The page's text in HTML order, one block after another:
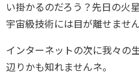
い掛かるのだろう？先日の火
宇宙級技術には目が離せません
インターネットの次に我々の
辺りかも知れませんネ。